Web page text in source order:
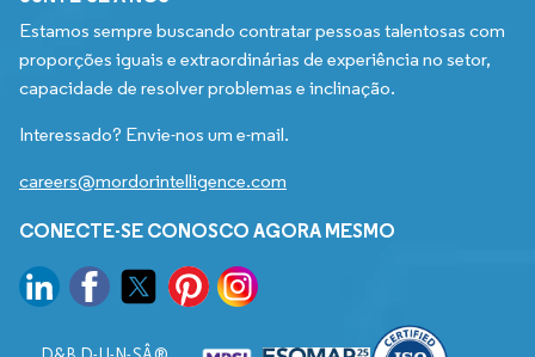
Estamos sempre buscando contratar pessoas talentosas com
proporções iguais e extraordinárias de experiência no setor,
capacidade de resolver problemas e inclinação.
Interessado? Envie-nos um e-mail.
careers@mordorintelligence.com
CONECTE-SE CONOSCO AGORA MESMO